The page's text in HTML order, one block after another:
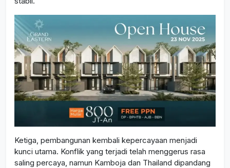
Ketiga, pembangunan kembali kepercayaan menjadi
kunci utama. Konflik yang terjadi telah menggerus rasa
saling percaya, namun Kamboja dan Thailand dipandang